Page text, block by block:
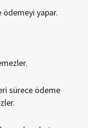
ödemeyi yapar.
sürece ödeme